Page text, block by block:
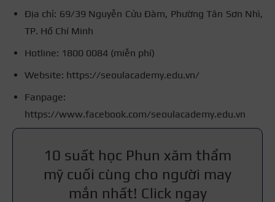
Địa chỉ: 69/39 Nguyễn Cửu Đàm, Phường Tân Sơn Nhì,
TP. Hồ Chí Minh
Hotline: 1800 0084 (miễn phí)
Website: https://seoulacademy.edu.vn/
Fanpage:
https://www.facebook.com/seoulacademy.edu.vn
10 suất học Phun xăm thẩm
mỹ cuối cùng cho người may
mắn nhất! Click ngay